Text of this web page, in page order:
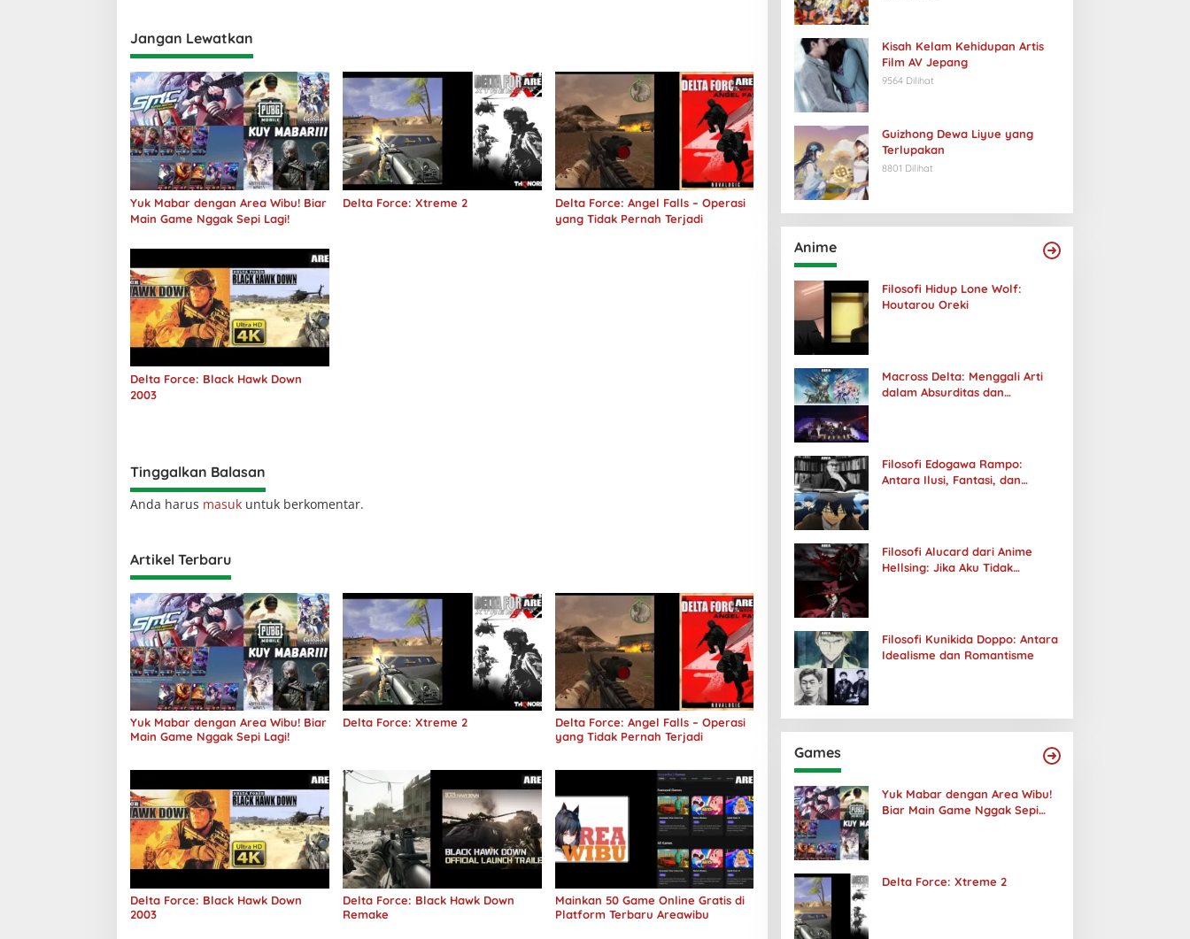
Jangan Lewatkan
Yuk Mabar dengan Area Wibu! Biar
Main Game Nggak Sepi Lagi!
Delta Force: Xtreme 2
Delta Force: Angel Falls – Operasi
yang Tidak Pernah Terjadi
Delta Force: Black Hawk Down
2003
Tinggalkan Balasan
Anda harus masuk untuk berkomentar.
Artikel Terbaru
Yuk Mabar dengan Area Wibu! Biar
Main Game Nggak Sepi Lagi!
Delta Force: Xtreme 2
Delta Force: Angel Falls – Operasi
yang Tidak Pernah Terjadi
Delta Force: Black Hawk Down
2003
Delta Force: Black Hawk Down
Remake
Mainkan 50 Game Online Gratis di
Platform Terbaru Areawibu
Kisah Kelam Kehidupan Artis
Film AV Jepang
9564 Dilihat
Guizhong Dewa Liyue yang
Terlupakan
8801 Dilihat
Anime
Filosofi Hidup Lone Wolf:
Houtarou Oreki
Macross Delta: Menggali Arti
dalam Absurditas dan
Filosofi Edogawa Rampo:
Antara Ilusi, Fantasi, dan
Filosofi Alucard dari Anime
Hellsing: Jika Aku Tidak
Filosofi Kunikida Doppo: Antara
Idealisme dan Romantisme
Games
Yuk Mabar dengan Area Wibu!
Biar Main Game Nggak Sepi
Delta Force: Xtreme 2